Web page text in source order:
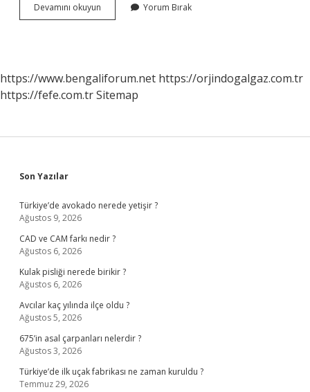
Devamını okuyun Bebekler
Normal
Yorum Bırak
https://www.bengaliforum.net https://orjindogalgaz.com.tr
https://fefe.com.trSitemap
Sidebar
Son Yazılar
Türkiye’de avokado nerede yetişir ?
Ağustos 9, 2026
CAD ve CAM farkı nedir ?
Ağustos 6, 2026
Kulak pisliği nerede birikir ?
Ağustos 6, 2026
Avcılar kaç yılında ilçe oldu ?
Ağustos 5, 2026
675’in asal çarpanları nelerdir ?
Ağustos 3, 2026
Türkiye’de ilk uçak fabrikası ne zaman kuruldu ?
Temmuz 29, 2026